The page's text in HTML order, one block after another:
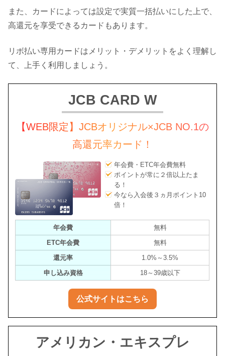
また、カードによっては設定で実質一括払いにした上で、
高還元を享受できるカードもあります。
リボ払い専用カードはメリット・デメリットをよく理解し
て、上手く利用しましょう。
JCB CARD W
【WEB限定】JCBオリジナル×JCB NO.1の
高還元率カード！
年会費・ETC年会費無料
ポイントが常に２倍以上たま
る！
今なら入会後３ヵ月ポイント10
倍！
年会費
無料
ETC年会費
無料
還元率
1.0%～3.5%
申し込み資格
18～39歳以下
公式サイトはこちら
アメリカン・エキスプレ